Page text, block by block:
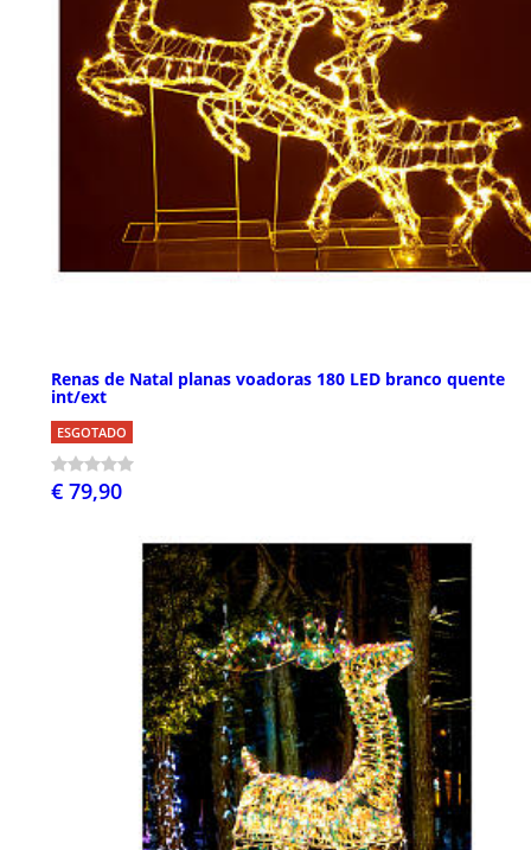
Renas de Natal planas voadoras 180 LED branco quente
int/ext
ESGOTADO
€ 79,90